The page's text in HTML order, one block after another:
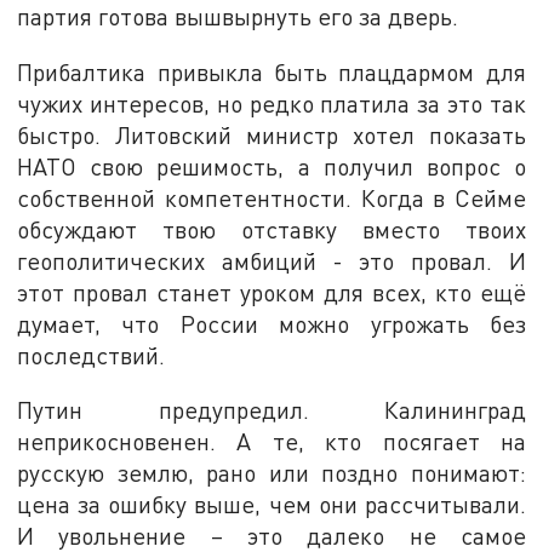
партия готова вышвырнуть его за дверь.
Прибалтика привыкла быть плацдармом для
чужих интересов, но редко платила за это так
быстро. Литовский министр хотел показать
НАТО свою решимость, а получил вопрос о
собственной компетентности. Когда в Сейме
обсуждают твою отставку вместо твоих
геополитических амбиций - это провал. И
этот провал станет уроком для всех, кто ещё
думает, что России можно угрожать без
последствий.
Путин предупредил. Калининград
неприкосновенен. А те, кто посягает на
русскую землю, рано или поздно понимают:
цена за ошибку выше, чем они рассчитывали.
И увольнение – это далеко не самое